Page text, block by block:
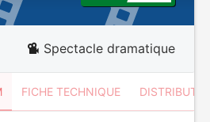
Spectacle dramatique
FICHE TECHNIQUE